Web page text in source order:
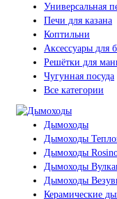
Универсальная
Печи для казана
Коптильни
Аксессуары для
Решётки для
Чугунная посуда
Все категории
Дымоходы
Дымоходы
Дымоходы
Дымоходы
Дымоходы
Керамические